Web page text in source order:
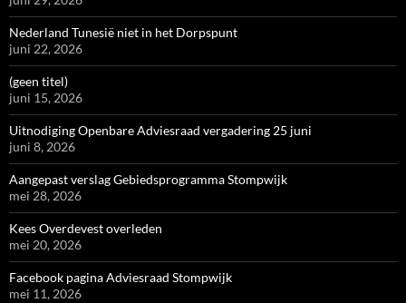
Nederland Tunesië niet in het Dorpspunt
juni 22, 2026
(geen titel)
juni 15, 2026
Uitnodiging Openbare Adviesraad vergadering 25 juni
juni 8, 2026
Aangepast verslag Gebiedsprogramma Stompwijk
mei 28, 2026
Kees Overdevest overleden
mei 20, 2026
Facebook pagina Adviesraad Stompwijk
mei 11, 2026